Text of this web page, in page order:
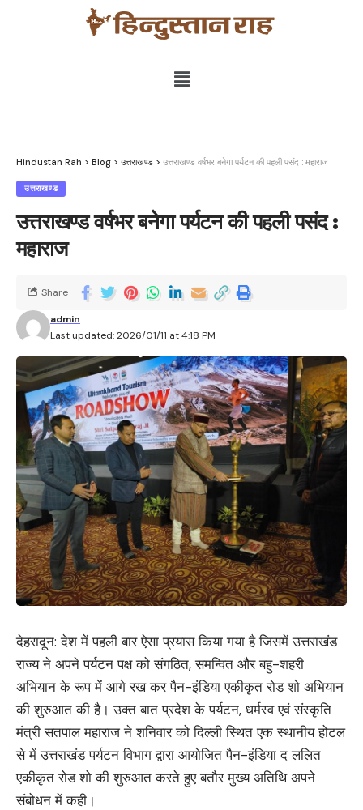
Hindustan Rah > Blog > उत्तराखण्ड > उत्तराखण्ड वर्षभर बनेगा पर्यटन की पहली पसंद : महाराज
उत्तराखण्ड
उत्तराखण्ड वर्षभर बनेगा पर्यटन की पहली पसंद :
महाराज
Last updated: 2026/01/11 at 4:18 PM
admin
Share
देहरादून: देश में पहली बार ऐसा प्रयास किया गया है जिसमें उत्तराखंड
राज्य ने अपने पर्यटन पक्ष को संगठित, समन्वित और बहु-शहरी
अभियान के रूप में आगे रख कर पैन-इंडिया एकीकृत रोड शो अभियान
की शुरुआत की है। उक्त बात प्रदेश के पर्यटन, धर्मस्व एवं संस्कृति
मंत्री सतपाल महाराज ने शनिवार को दिल्ली स्थित एक स्थानीय होटल
से में उत्तराखंड पर्यटन विभाग द्वारा आयोजित पैन-इंडिया द ललित
एकीकृत रोड शो की शुरुआत करते हुए बतौर मुख्य अतिथि अपने
संबोधन में कही।